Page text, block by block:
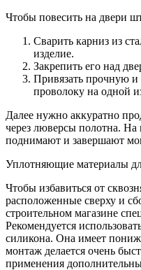
Чтобы повесить на двери
Сварить карниз из
изделие.
Закрепить его над
Привязать прочную
проволоку на одной
Далее нужно аккуратно
через люверсы полотна. На
поднимают и завершают
Уплотняющие материалы
Чтобы избавиться от
расположенные сверху и
строительном магазине
Рекомендуется
силикона. Она имеет
монтаж делается очень
применения